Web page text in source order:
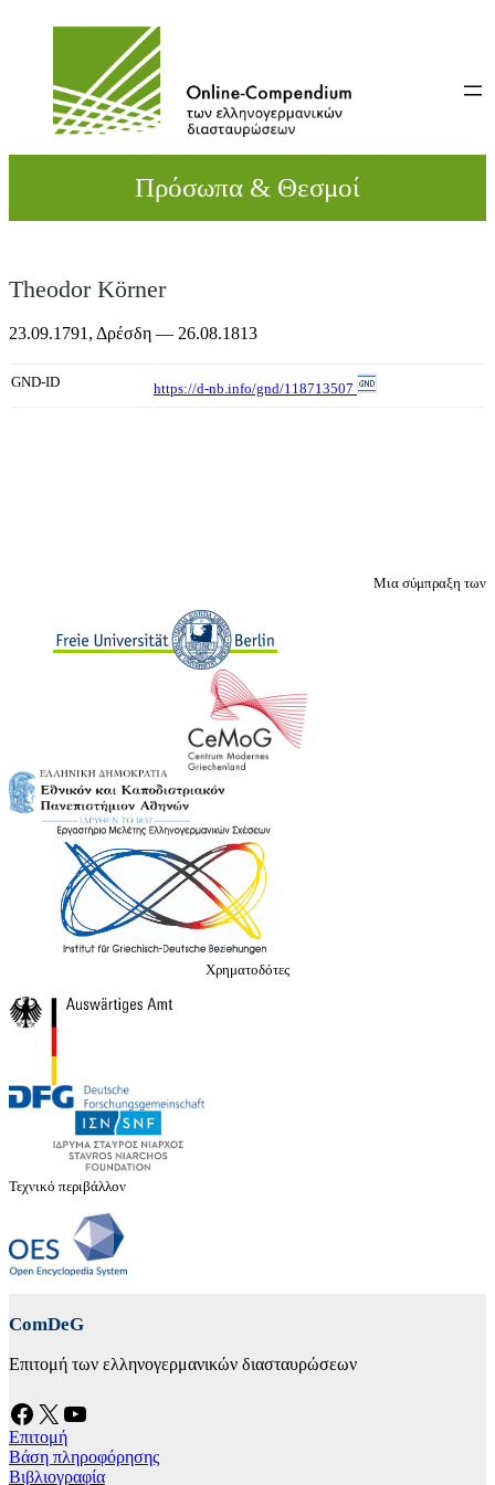
Πρόσωπα & Θεσμοί
Theodor Körner
23.09.1791, Δρέσδη — 26.08.1813
GND-ID https://d-nb.info/gnd/118713507
Μια σύμπραξη των
Χρηματοδότες
Τεχνικό περιβάλλον
ComDeG
Επιτομή των ελληνογερμανικών διασταυρώσεων
Facebook X YouTube
Επιτομή
Βάση πληροφόρησης
Βιβλιογραφία